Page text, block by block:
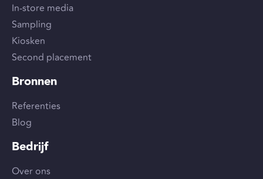
In-store media
Sampling
Kiosken
Second placement
Bronnen
Referenties
Blog
Bedrijf
Over ons